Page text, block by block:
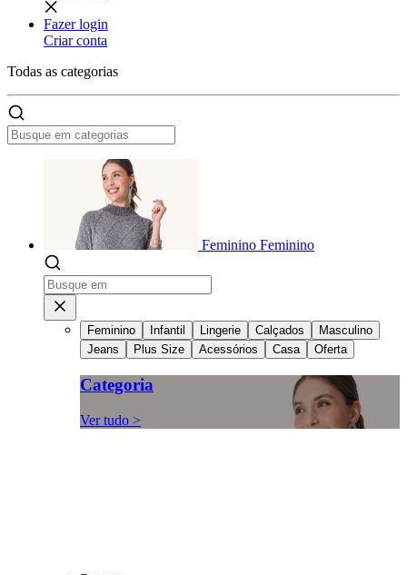
Fazer login
Criar conta
Todas as categorias
Feminino Feminino
Feminino Infantil Lingerie Calçados
Masculino
Jeans
Plus Size Acessórios Casa Oferta
Categoria
Ver tudo >